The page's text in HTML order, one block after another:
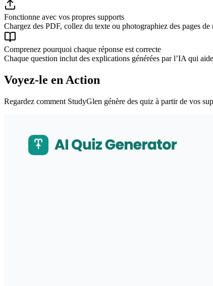
Fonctionne avec vos propres supports
Chargez des PDF, collez du texte ou photographiez des pages
Comprenez pourquoi chaque réponse est correcte
Chaque question inclut des explications générées par l’IA qui
Voyez-le en Action
Regardez comment StudyGlen génère des quiz à partir de vos